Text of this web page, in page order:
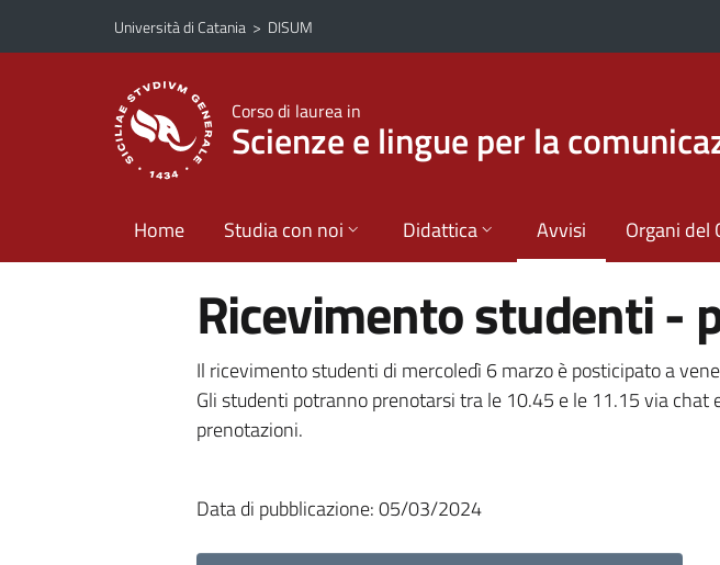
Vai al contenuto principale
Vai al menu di navigazione
Università di Catania > DISUM
Corso di laurea in
Scienze e lingue per la
Home Studia con noi Didattica Avvisi Organi del
Ricevimento studenti -
Il ricevimento studenti di mercoledì 6 marzo è posticipato a
Gli studenti potranno prenotarsi tra le 10.45 e le 11.15 via
prenotazioni.
Data di pubblicazione: 05/03/2024